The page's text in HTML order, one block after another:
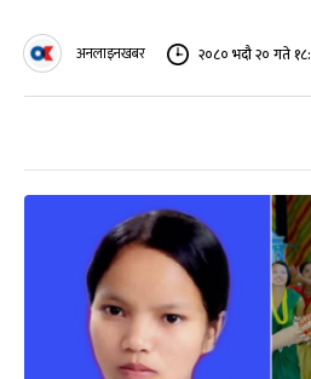
अनलाइनखबर २०८० भदौ २० गते